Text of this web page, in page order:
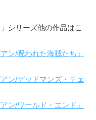
シリーズ他の作品はこ
ン/呪われた海賊たち』
ン/デッドマンズ・チェ
ン/ワールド・エンド』